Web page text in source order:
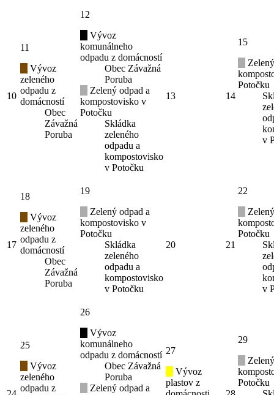
10
11
Vývoz
zeleného
odpadu z
domácností
Obec
Závažná
Poruba
12
Vývoz
komunálneho
odpadu z domácností
Obec Závažná
Poruba
Zelený odpad a
kompostovisko v
Potočku
Skládka
zeleného
odpadu a
kompostovisko
v Potočku
13 14
15
Potočku
v
17
18
Vývoz
zeleného
odpadu z
domácností
Obec
Závažná
Poruba
19
Zelený odpad a
kompostovisko v
Potočku
Skládka
zeleného
odpadu a
kompostovisko
v Potočku
20 21
22
Potočku
v
25
Vývoz
zeleného
odpadu z
26
Vývoz
komunálneho
odpadu z domácností
Obec Závažná
Poruba
Zelený odpad a
27
Vývoz
plastov z
29
Potočku